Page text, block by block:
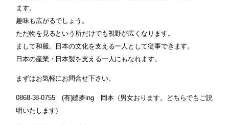
ます。
趣味も広がるでしょう。
ただ物を見るという所だけでも視野が広くなります。
まして和服。日本の文化を支える一人として従事できます。
日本の産業・日本製を支える一人にもなれます。
まずはお気軽にお問合せ下さい。
0868-38-0755 (有)縫夢ing 岡本（男女おります。どちらでもご説
明いたします）